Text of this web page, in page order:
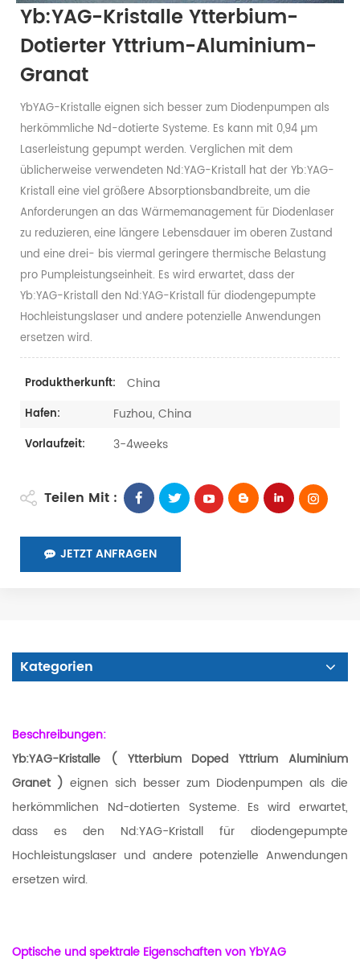
Yb:YAG-Kristalle Ytterbium-
Dotierter Yttrium-Aluminium-
Granat
YbYAG-Kristalle eignen sich besser zum Diodenpumpen als
herkömmliche Nd-dotierte Systeme. Es kann mit 0,94 µm
Laserleistung gepumpt werden. Verglichen mit dem
üblicherweise verwendeten Nd:YAG-Kristall hat der Yb:YAG-
Kristall eine viel größere Absorptionsbandbreite, um die
Anforderungen an das Wärmemanagement für Diodenlaser
zu reduzieren, eine längere Lebensdauer im oberen Zustand
und eine drei- bis viermal geringere thermische Belastung
pro Pumpleistungseinheit. Es wird erwartet, dass der
Yb:YAG-Kristall den Nd:YAG-Kristall für diodengepumpte
Hochleistungslaser und andere potenzielle Anwendungen
ersetzen wird.
Produktherkunft: China
Hafen: Fuzhou, China
Vorlaufzeit: 3-4weeks
Teilen Mit :
JETZT ANFRAGEN
Kategorien
Beschreibungen:
Yb:YAG-Kristalle ( Ytterbium Doped Yttrium Aluminium
Granet ) eignen sich besser zum Diodenpumpen als die
herkömmlichen Nd-dotierten Systeme. Es wird erwartet,
dass es den Nd:YAG-Kristall für diodengepumpte
Hochleistungslaser und andere potenzielle Anwendungen
ersetzen wird.
Optische und spektrale Eigenschaften von YbYAG